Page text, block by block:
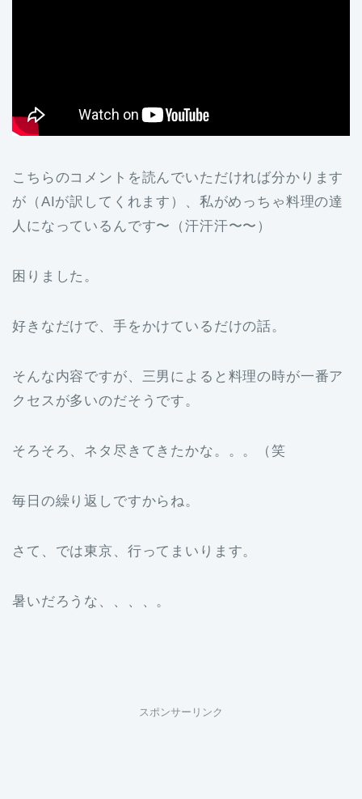
こちらのコメントを読んでいただければ分かります
が（AIが訳してくれます）、私がめっちゃ料理の達
人になっているんです〜（汗汗汗〜〜）
困りました。
好きなだけで、手をかけているだけの話。
そんな内容ですが、三男によると料理の時が一番ア
クセスが多いのだそうです。
そろそろ、ネタ尽きてきたかな。。。（笑
毎日の繰り返しですからね。
さて、では東京、行ってまいります。
暑いだろうな、、、、。
スポンサーリンク